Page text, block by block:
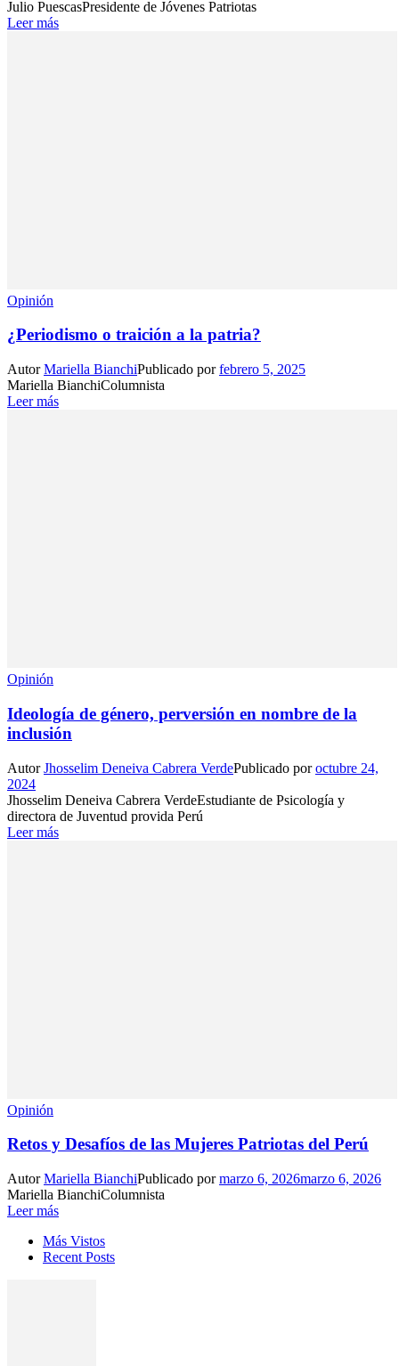
Julio PuescasPresidente de Jóvenes Patriotas
Leer más
Opinión
¿Periodismo o traición a la patria?
AutorMariella BianchiPublicado porfebrero 5, 2025
Mariella BianchiColumnista
Leer más
Opinión
Ideología de género, perversión en nombre de la
inclusión
AutorJhosselim Deneiva Cabrera VerdePublicado poroctubre 24,
2024
Jhosselim Deneiva Cabrera VerdeEstudiante de Psicología y
directora de Juventud provida Perú
Leer más
Opinión
Retos y Desafíos de las Mujeres Patriotas del Perú
AutorMariella BianchiPublicado pormarzo 6, 2026marzo 6, 2026
Mariella BianchiColumnista
Leer más
Más Vistos
Recent Posts